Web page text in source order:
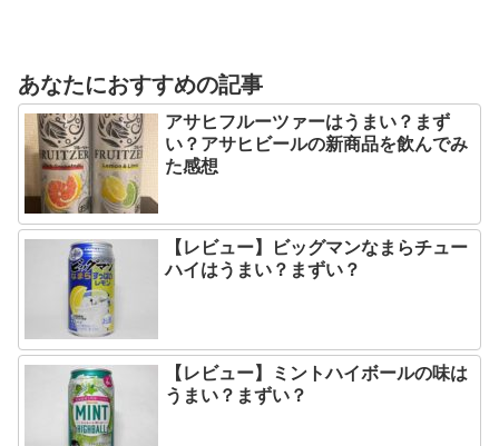
あなたにおすすめの記事
アサヒフルーツァーはうまい？まず
い？アサヒビールの新商品を飲んでみ
た感想
【レビュー】ビッグマンなまらチュー
ハイはうまい？まずい？
【レビュー】ミントハイボールの味は
うまい？まずい？